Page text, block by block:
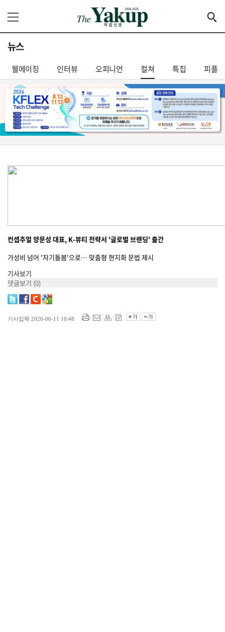
뉴스
웰에이징 인터뷰 오피니언 컬쳐 특집 피플
컨셉추얼 양문성 대표, K-뷰티 전략서 '글로벌 브랜딩' 출간
가성비 넘어 '자기돌봄'으로… 맞춤형 현지화 문법 제시
기사보기
댓글보기 (0)
기사입력 2026-06-11 10:48